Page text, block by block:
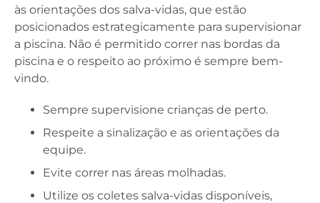
às orientações dos salva-vidas, que estão
posicionados estrategicamente para supervisionar
a piscina. Não é permitido correr nas bordas da
piscina e o respeito ao próximo é sempre bem-
vindo.
Sempre supervisione crianças de perto.
Respeite a sinalização e as orientações da
equipe.
Evite correr nas áreas molhadas.
Utilize os coletes salva-vidas disponíveis,